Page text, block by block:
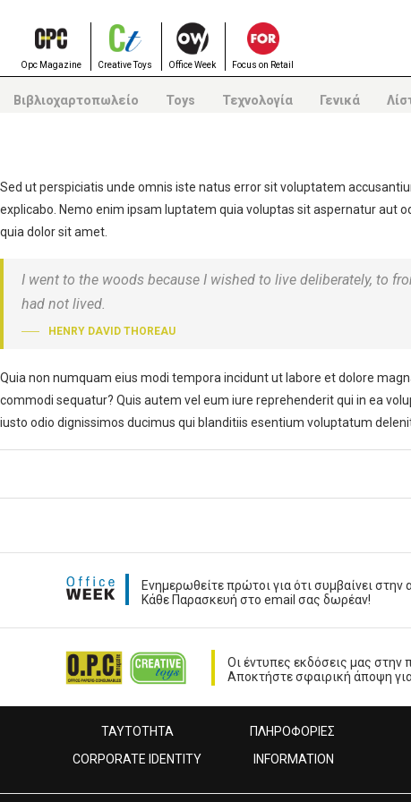
Opc Magazine Creative Toys Office Week Focus on Retail
Βιβλιοχαρτοπωλείο Toys Τεχνολογία Γενικά
Sed ut perspiciatis unde omnis iste natus error sit voluptatem
explicabo. Nemo enim ipsam luptatem quia voluptas sit aspernatur aut
quia dolor sit amet.
I went to the woods because I wished to live deliberately, to
had not lived.
HENRY DAVID THOREAU
Quia non numquam eius modi tempora incidunt ut labore et dolore
commodi sequatur? Quis autem vel eum iure reprehenderit qui in ea
iusto odio dignissimos ducimus qui blanditiis esentium voluptatum
Ενημερωθείτε πρώτοι για ότι συμβαίνει στην
Κάθε Παρασκευή στο email σας δωρέαν!
Οι έντυπες εκδόσεις μας στην
Αποκτήστε σφαιρική άποψη
ΤΑΥΤΟΤΗΤΑ ΠΛΗΡΟΦΟΡΙΕΣ
CORPORATE IDENTITY
INFORMATION